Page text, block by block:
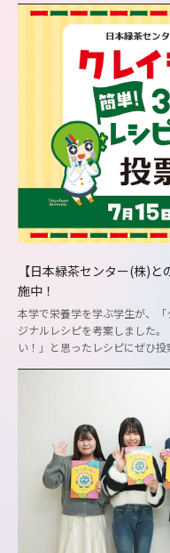
【日本緑茶センター(株)
施中！
本学で栄養学を学ぶ学生が、
ジナルレシピを考案しました
い！」と思ったレシピにぜひ投